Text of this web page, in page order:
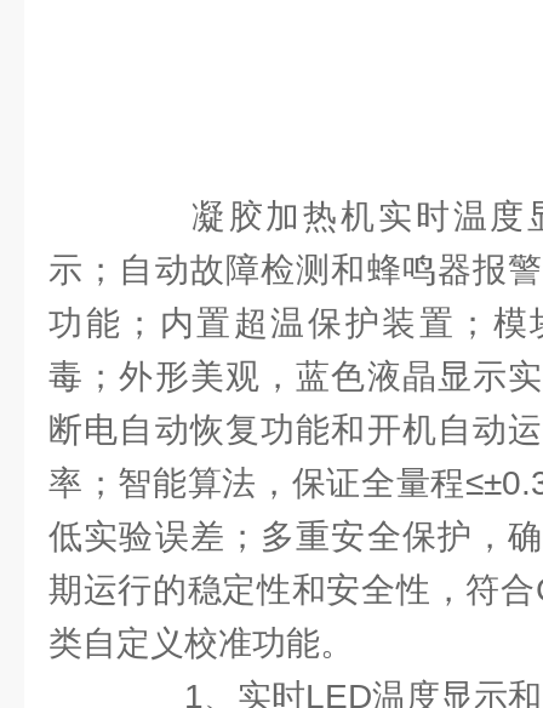
凝胶加热机实时温度
示；自动故障检测和蜂鸣器报
功能；内置超温保护装置；模
毒；外形美观，蓝色液晶显示
断电自动恢复功能和开机自动
率；智能算法，保证全量程
低实验误差；多重安全保护，
期运行的稳定性和安全性，符
类自定义校准功能。
1、实时LED温度显示和